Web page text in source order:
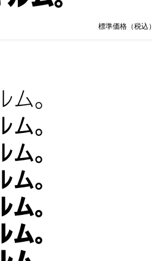
標準価格（税込）